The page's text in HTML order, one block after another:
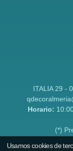
ITALIA 29 -
Horario:
(*)
Usamos cookies de